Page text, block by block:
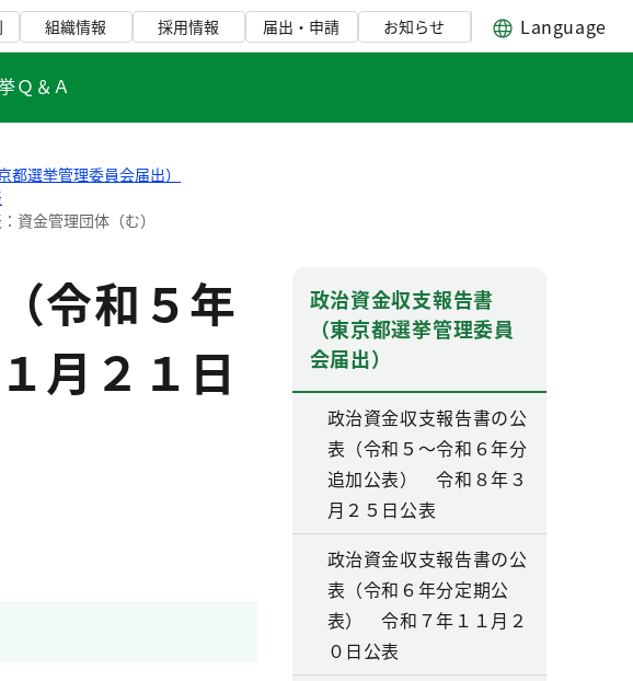
組織情報 採用情報 届出・申請 お知らせ Language
Ｑ＆Ａ
選挙管理委員会届出）
資金管理団体（む）
令和５年
月２１日
政治資金収支報告書
（東京都選挙管理委員
会届出）
政治資金収支報告書の公
表（令和５～令和６年分
追加公表） 令和８年３
月２５日公表
政治資金収支報告書の公
表（令和６年分定期公
表） 令和７年１１月２
０日公表